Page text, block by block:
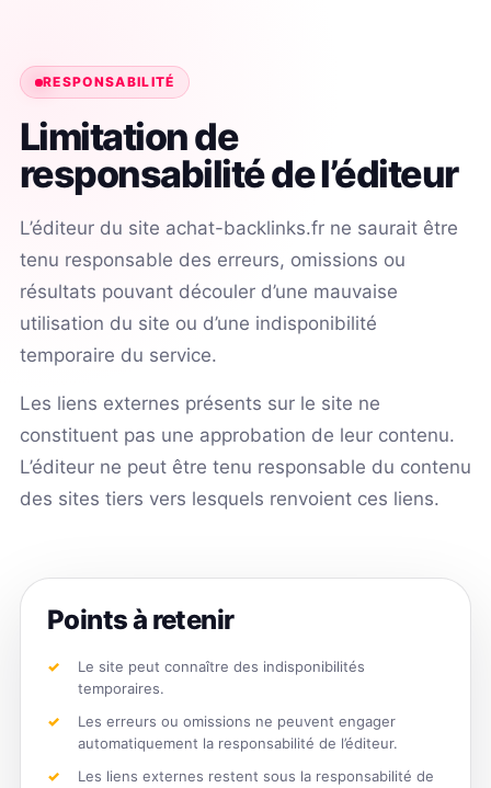
RESPONSABILITÉ
Limitation de
responsabilité de l’éditeur
L’éditeur du site achat-backlinks.fr ne saurait être
tenu responsable des erreurs, omissions ou
résultats pouvant découler d’une mauvaise
utilisation du site ou d’une indisponibilité
temporaire du service.
Les liens externes présents sur le site ne
constituent pas une approbation de leur contenu.
L’éditeur ne peut être tenu responsable du contenu
des sites tiers vers lesquels renvoient ces liens.
Points à retenir
Le site peut connaître des indisponibilités
temporaires.
Les erreurs ou omissions ne peuvent engager
automatiquement la responsabilité de l’éditeur.
Les liens externes restent sous la responsabilité de